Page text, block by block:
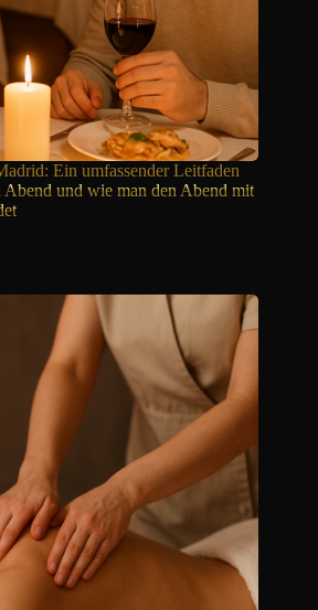
Ein umfassender Leitfaden
Abend und wie man den Abend mit